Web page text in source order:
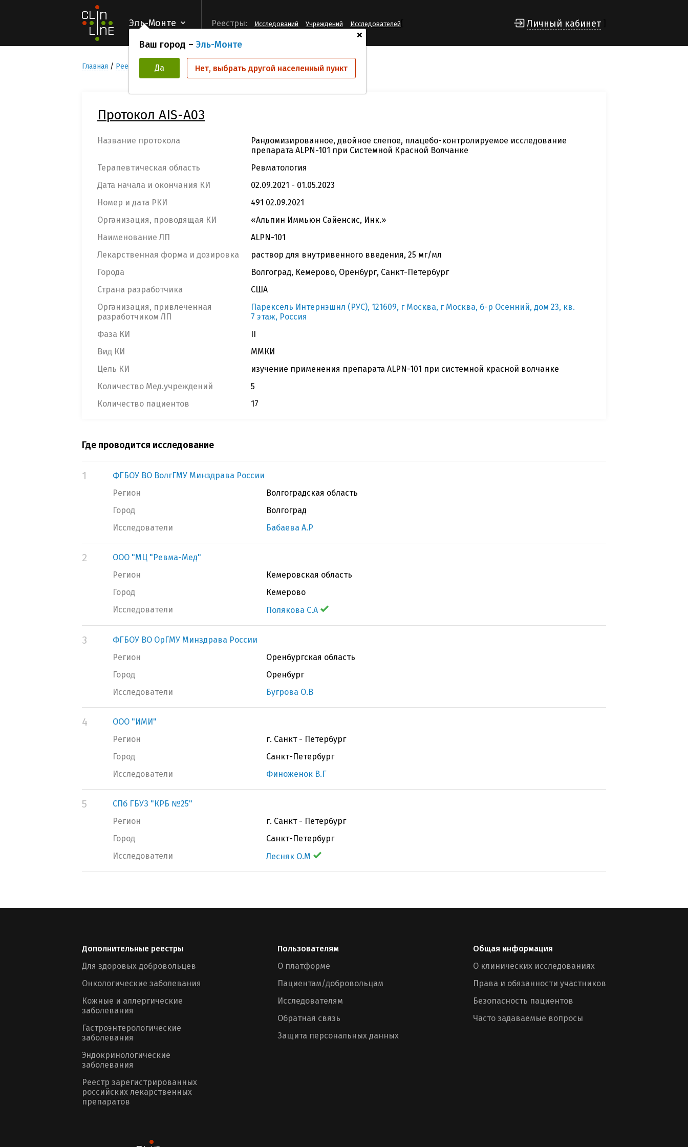
Эль-Монте
+
Ваш город – Эль-Монте
Да Нет, выбрать другой населенный пункт
Реестры: Исследований Учреждений Исследователей Личный кабинет
Главная Реестр Клинических исследований AIS-A03
Протокол AIS-A03
Название протокола
Рандомизированное, двойное слепое, плацебо-контролируемое исследование
препарата ALPN-101 при Системной Красной Волчанке
Терапевтическая область
Ревматология
Дата начала и окончания КИ
02.09.2021 - 01.05.2023
Номер и дата РКИ
491 02.09.2021
Организация, проводящая КИ
«Альпин Иммьюн Сайенсис, Инк.»
Наименование ЛП
ALPN-101
Лекарственная форма и дозировка
раствор для внутривенного введения, 25 мг/мл
Города
Волгоград, Кемерово, Оренбург, Санкт-Петербург
Страна разработчика
США
Организация, привлеченная
разработчиком ЛП
Парексель Интернэшнл (РУС), 121609, г Москва, г Москва, б-р Осенний, дом 23, кв.
7 этаж, Россия
Фаза КИ
II
Вид КИ
ММКИ
Цель КИ
изучение применения препарата ALPN-101 при системной красной волчанке
Количество Мед.учреждений
5
Количество пациентов
17
Где проводится исследование
1
ФГБОУ ВО ВолгГМУ Минздрава России
Регион
Волгоградская область
Город
Волгоград
Исследователи
Бабаева А.Р
2
ООО "МЦ "Ревма-Мед"
Регион
Кемеровская область
Город
Кемерово
Исследователи
Полякова С.А
3
ФГБОУ ВО ОрГМУ Минздрава России
Регион
Оренбургская область
Город
Оренбург
Исследователи
Бугрова О.В
4
ООО "ИМИ"
Регион
г. Санкт - Петербург
Город
Санкт-Петербург
Исследователи
Финоженок В.Г
5
СПб ГБУЗ "КРБ №25"
Регион
г. Санкт - Петербург
Город
Санкт-Петербург
Исследователи
Лесняк О.М
Дополнительные реестры
Для здоровых добровольцев
Онкологические заболевания
Кожные и аллергические
заболевания
Гастроэнтерологические
заболевания
Эндокринологические
заболевания
Реестр зарегистрированных
российских лекарственных
препаратов
Пользователям
О платформе
Пациентам/добровольцам
Исследователям
Обратная связь
Защита персональных данных
Общая информация
О клинических исследованиях
Права и обязанности участников
Безопасность пациентов
Часто задаваемые вопросы